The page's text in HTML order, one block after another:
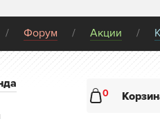
Форум Акции
0